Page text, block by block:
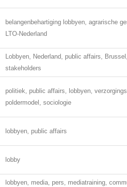
belangenbehartiging lobbyen, agrarische
LTO-Nederland
Lobbyen, Nederland, public affairs, Brussel,
stakeholders
politiek, public affairs, lobbyen,
poldermodel, sociologie
lobbyen, public affairs
lobby
lobbyen, media, pers, mediatraining,